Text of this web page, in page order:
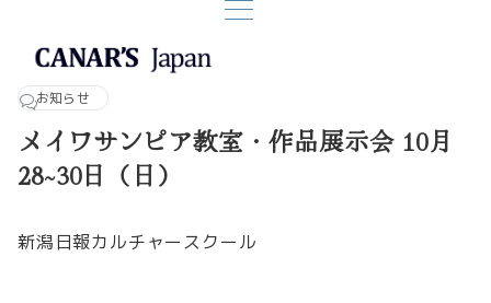
お知らせ
メイワサンピア教室・作品展示会 10月
28~30日（日）
新潟日報カルチャースクール